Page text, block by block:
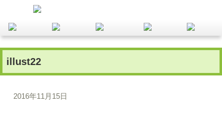
illust22
2016年11月15日